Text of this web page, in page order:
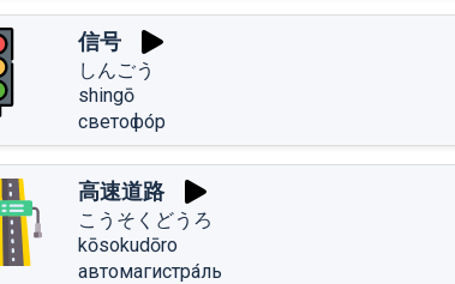
信号
しんごう
shingō
светофо́р
高速道路
こうそくどうろ
kōsokudōro
автомагистра́ль